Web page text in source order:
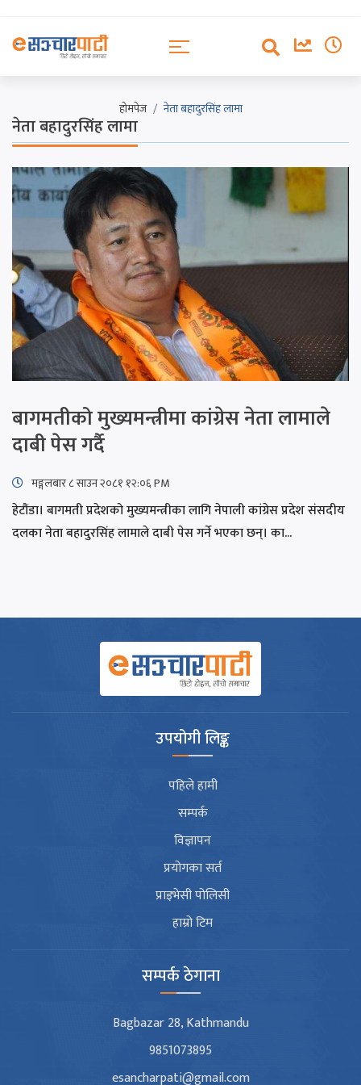
होमपेज नेता बहादुरसिंह लामा
नेता बहादुरसिंह लामा
बागमतीको मुख्यमन्त्रीमा कांग्रेस नेता लामाले
दाबी पेस गर्दै
मङ्गलबार ८ साउन २०८१ १२:०६ PM
हेटौंडा। बागमती प्रदेशको मुख्यमन्त्रीका लागि नेपाली कांग्रेस प्रदेश संसदीय
दलका नेता बहादुरसिंह लामाले दाबी पेस गर्ने भएका छन्। का...
उपयोगी लिङ्क
पहिले हामी
सम्पर्क
विज्ञापन
प्रयोगका सर्त
प्राइभेसी पोलिसी
हाम्रो टिम
सम्पर्क ठेगाना
Bagbazar 28, Kathmandu
9851073895
esancharpati@gmail.com